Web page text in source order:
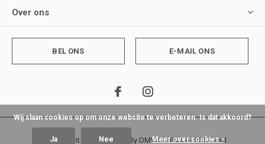
Over ons
BEL ONS E-MAIL ONS
© Copyright - Theme By DMWSxPlus+-RSS-feed
Wij slaan cookies op om onze website te verbeteren. Is dat akkoord?
Ja Nee Meer over cookies »